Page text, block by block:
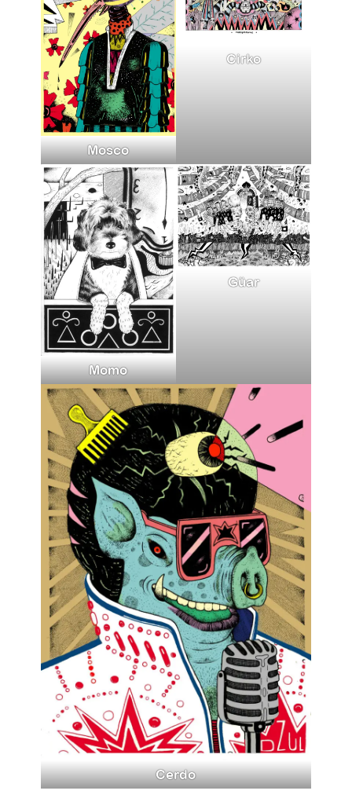
Mosco
Cirko
Momo
Güar
Cerdo